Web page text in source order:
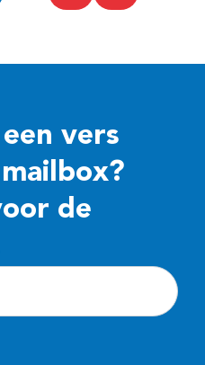
vers
de